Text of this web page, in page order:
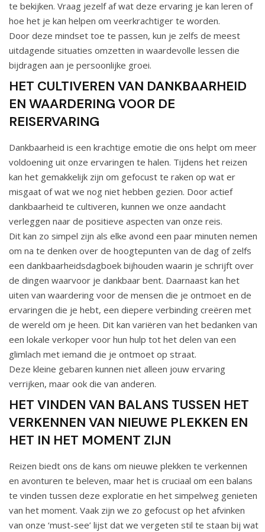
te bekijken. Vraag jezelf af wat deze ervaring je kan leren of
hoe het je kan helpen om veerkrachtiger te worden.
Door deze mindset toe te passen, kun je zelfs de meest
uitdagende situaties omzetten in waardevolle lessen die
bijdragen aan je persoonlijke groei.
HET CULTIVEREN VAN DANKBAARHEID
EN WAARDERING VOOR DE
REISERVARING
Dankbaarheid is een krachtige emotie die ons helpt om meer
voldoening uit onze ervaringen te halen. Tijdens het reizen
kan het gemakkelijk zijn om gefocust te raken op wat er
misgaat of wat we nog niet hebben gezien. Door actief
dankbaarheid te cultiveren, kunnen we onze aandacht
verleggen naar de positieve aspecten van onze reis.
Dit kan zo simpel zijn als elke avond een paar minuten nemen
om na te denken over de hoogtepunten van de dag of zelfs
een dankbaarheidsdagboek bijhouden waarin je schrijft over
de dingen waarvoor je dankbaar bent. Daarnaast kan het
uiten van waardering voor de mensen die je ontmoet en de
ervaringen die je hebt, een diepere verbinding creëren met
de wereld om je heen. Dit kan variëren van het bedanken van
een lokale verkoper voor hun hulp tot het delen van een
glimlach met iemand die je ontmoet op straat.
Deze kleine gebaren kunnen niet alleen jouw ervaring
verrijken, maar ook die van anderen.
HET VINDEN VAN BALANS TUSSEN HET
VERKENNEN VAN NIEUWE PLEKKEN EN
HET IN HET MOMENT ZIJN
Reizen biedt ons de kans om nieuwe plekken te verkennen
en avonturen te beleven, maar het is cruciaal om een balans
te vinden tussen deze exploratie en het simpelweg genieten
van het moment. Vaak zijn we zo gefocust op het afvinken
van onze ‘must-see’ lijst dat we vergeten stil te staan bij wat